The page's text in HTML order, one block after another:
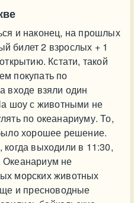
и наконец, на прошлых
билет 2 взрослых + 1
Кстати, такой
покупать по
входе взяли один
шоу с животными не
по океанариуму. То,
хорошее решение.
выходили в 11:30,
не
морских животных
и пресноводные